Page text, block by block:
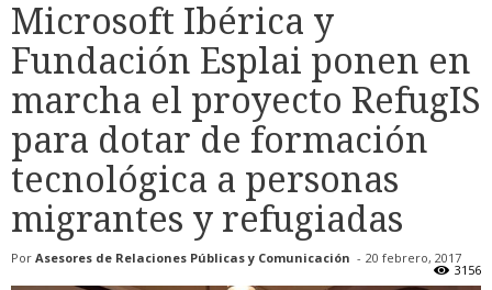
Microsoft Ibérica y
Fundación Esplai ponen en
marcha el proyecto RefugIS
para dotar de formación
tecnológica a personas
migrantes y refugiadas
Por Asesores de Relaciones Públicas y Comunicación - 20 febrero, 2017
3156